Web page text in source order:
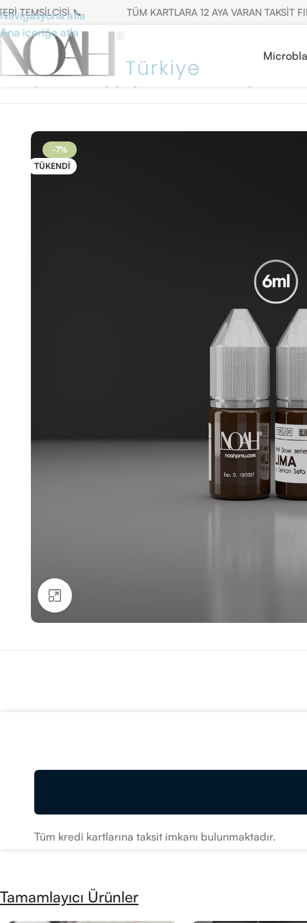
Navigasyona atla
Ana içeriğe atla
📞 TÜM KARTLARA 12 AYA VARAN TAKSİT
Ana Sayfa/Kalıcı Makyaj Pigmentleri/
-7%
TÜKENDI
Tüm kredi kartlarına taksit imkanı bulunmaktadır.
Tamamlayıcı Ürünler